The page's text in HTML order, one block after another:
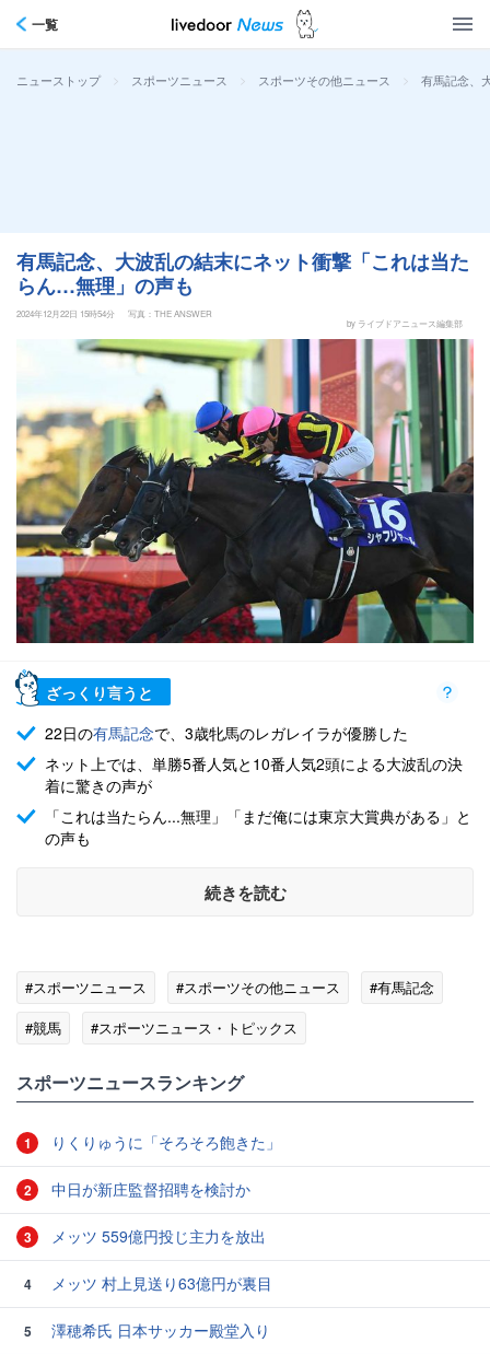
一覧
ニューストップ > スポーツニュース > スポーツその他ニュース > 有馬記念、
有馬記念、大波乱の結末にネット衝撃「これは当た
らん…無理」の声も
2024年12月22日 15時54分
写真：THE ANSWER
by ライブドアニュース編集部
ざっくり言うと
22日の有馬記念で、3歳牝馬のレガレイラが優勝した
ネット上では、単勝5番人気と10番人気2頭による大波乱の決
着に驚きの声が
「これは当たらん...無理」「まだ俺には東京大賞典がある」と
の声も
続きを読む
#スポーツニュース #スポーツその他ニュース
#有馬記念
#競馬
#スポーツニュース・トピックス
スポーツニュースランキング
1 りくりゅうに「そろそろ飽きた」
2 中日が新庄監督招聘を検討か
3 メッツ 559億円投じ主力を放出
4 メッツ 村上見送り63億円が裏目
5
澤穂希氏 日本サッカー殿堂入り